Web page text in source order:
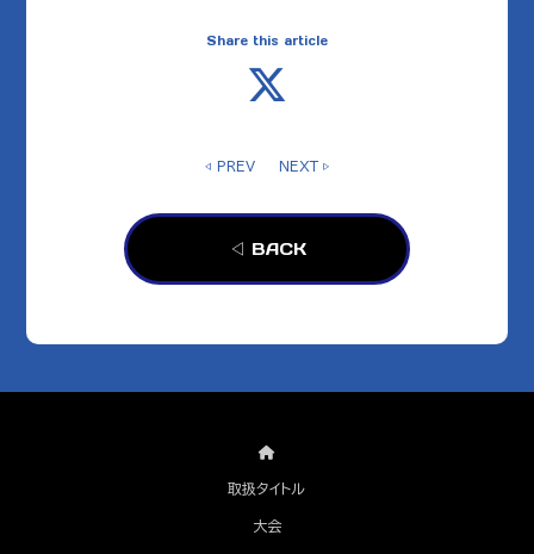
Share this article
◁ PREV NEXT ▷
◁ BACK
取扱タイトル
大会